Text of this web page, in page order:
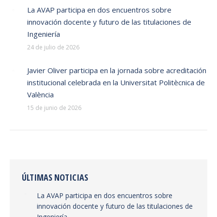
La AVAP participa en dos encuentros sobre
innovación docente y futuro de las titulaciones de
Ingeniería
24 de julio de 2026
Javier Oliver participa en la jornada sobre acreditación
institucional celebrada en la Universitat Politècnica de
València
15 de junio de 2026
ÚLTIMAS NOTICIAS
La AVAP participa en dos encuentros sobre
innovación docente y futuro de las titulaciones de